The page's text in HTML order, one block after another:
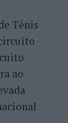
Ténis
ao